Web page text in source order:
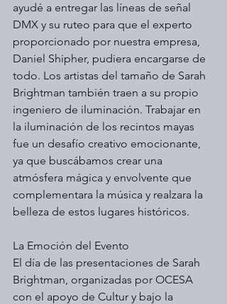
ayudé a entregar las líneas de señal
DMX y su ruteo para que el experto
proporcionado por nuestra empresa,
Daniel Shipher, pudiera encargarse de
todo. Los artistas del tamaño de Sarah
Brightman también traen a su propio
ingeniero de iluminación. Trabajar en
la iluminación de los recintos mayas
fue un desafío creativo emocionante,
ya que buscábamos crear una
atmósfera mágica y envolvente que
complementara la música y realzara la
belleza de estos lugares históricos.
La Emoción del Evento
El día de las presentaciones de Sarah
Brightman, organizadas por OCESA
con el apoyo de Cultur y bajo la